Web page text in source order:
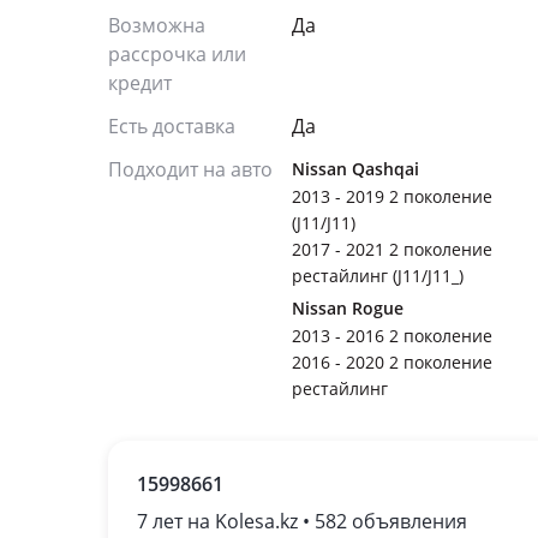
Возможна
рассрочка или
кредит
Да
Есть доставка
Да
Подходит на авто
Nissan Qashqai
2013 - 2019 2 поколение
(J11/J11)
2017 - 2021 2 поколение
рестайлинг (J11/J11_)
Nissan Rogue
2013 - 2016 2 поколение
2016 - 2020 2 поколение
рестайлинг
15998661
7 лет на Kolesa.kz • 582 объявления